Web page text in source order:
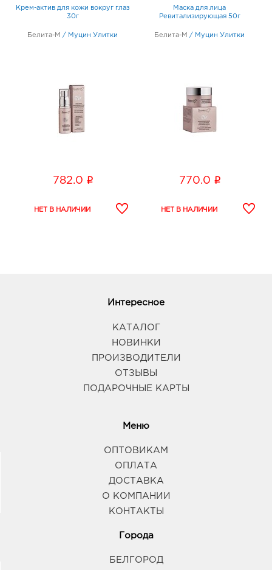
Крем-актив для кожи вокруг глаз
30г
Белита-М / Муцин Улитки
782.0 i
Маска для лица
Ревитализирующая 50г
Белита-М / Муцин Улитки
770.0 i
Интересное
КАТАЛОГ
НОВИНКИ
ПРОИЗВОДИТЕЛИ
ОТЗЫВЫ
ПОДАРОЧНЫЕ КАРТЫ
Меню
ОПТОВИКАМ
ОПЛАТА
ДОСТАВКА
О КОМПАНИИ
КОНТАКТЫ
Города
БЕЛГОРОД